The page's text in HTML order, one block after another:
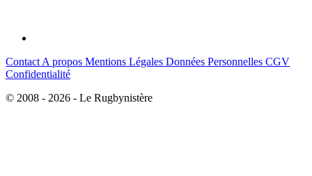
Contact A propos Mentions Légales Données Personnelles CGV
Confidentialité
© 2008 - 2026 - Le Rugbynistère